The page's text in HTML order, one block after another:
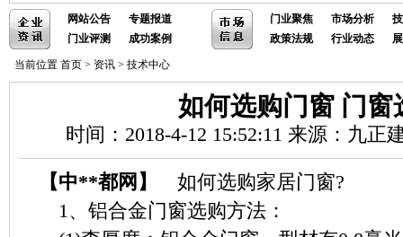
网站公告
专题报道
门业评测
成功案例
门业聚焦 市场分析
政策法规
行业动态
当前位置 首页 > 资讯 > 技术中心
如何选购门窗 门窗
时间：2018-4-12 15:52:11 来源：九正
【中**都网】
如何选购家居门窗?
1、铝合金门窗选购方法：